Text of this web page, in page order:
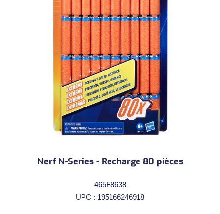
Nerf N-Series - Recharge 80 pièces
465F8638
UPC : 195166246918